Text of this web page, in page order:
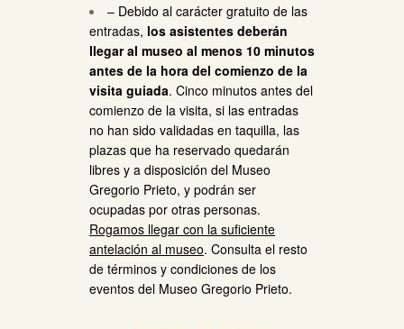
– Debido al carácter gratuito de las
entradas, los asistentes deberán
llegar al museo al menos 10 minutos
antes de la hora del comienzo de la
visita guiada. Cinco minutos antes del
comienzo de la visita, si las entradas
no han sido validadas en taquilla, las
plazas que ha reservado quedarán
libres y a disposición del Museo
Gregorio Prieto, y podrán ser
ocupadas por otras personas.
Rogamos llegar con la suficiente
antelación al museo. Consulta el resto
de términos y condiciones de los
eventos del Museo Gregorio Prieto.